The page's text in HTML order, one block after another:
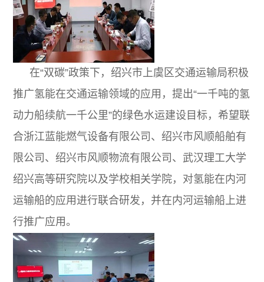
在“双碳”政策下，绍兴市上虞区交通运输局积极
推广氢能在交通运输领域的应用，提出“一千吨的氢
动力船续航一千公里”的绿色水运建设目标，希望联
合浙江蓝能燃气设备有限公司、绍兴市风顺船舶有
限公司、绍兴市风顺物流有限公司、武汉理工大学
绍兴高等研究院以及学校相关学院，对氢能在内河
运输船的应用进行联合研发，并在内河运输船上进
行推广应用。